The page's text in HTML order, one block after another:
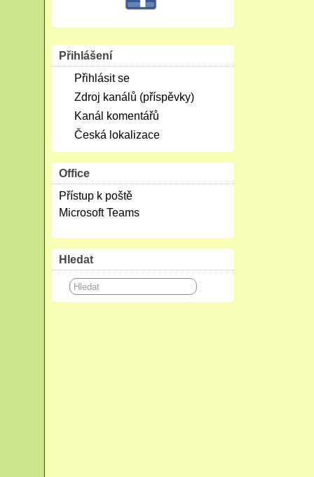
Přihlášení
Přihlásit se
Zdroj kanálů (příspěvky)
Kanál komentářů
Česká lokalizace
Office
Přístup k poště
Microsoft Teams
Hledat